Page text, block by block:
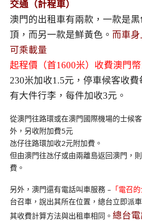
交通（計程車）
澳門的出租車有兩款，一款是
頂，而另一款是鮮黃色。 而車
可乘載量
起程價（首1600米）收費澳門
230米加收1.5元，停車候客收費
有大件行李，每件加收3元。
從澳門往路環或在澳門國際機場的士候
外，另收附加費5元
氹仔往路環加收2元附加費。
但由澳門往氹仔或由兩離島返回澳門，
費。
另外，澳門還有電話叫車服務 – 「電召的
台召車，說出其所在位置，總台立即派車
其收費計算方法與出租車相同。 總台